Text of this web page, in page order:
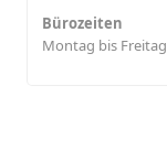
Bürozeiten
Montag bis